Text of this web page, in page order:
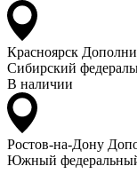
Красноярск
Сибирский
В наличии
Ростов-на-Дону
Южный федеральный